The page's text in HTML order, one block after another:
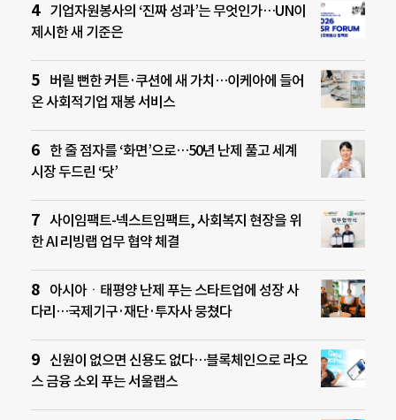
기업자원봉사의 ‘진짜 성과’는 무엇인가…UN이
제시한 새 기준은
버릴 뻔한 커튼·쿠션에 새 가치…이케아에 들어
온 사회적기업 재봉 서비스
한 줄 점자를 ‘화면’으로…50년 난제 풀고 세계
시장 두드린 ‘닷’
사이임팩트-넥스트임팩트, 사회복지 현장을 위
한 AI 리빙랩 업무 협약 체결
아시아ㆍ태평양 난제 푸는 스타트업에 성장 사
다리…국제기구·재단·투자사 뭉쳤다
신원이 없으면 신용도 없다…블록체인으로 라오
스 금융 소외 푸는 서울랩스